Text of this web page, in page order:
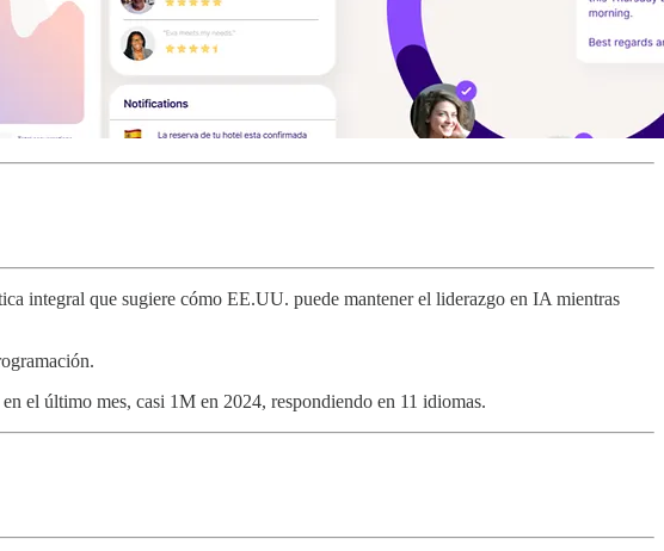
integral que sugiere cómo EE.UU. puede mantener el liderazgo en IA mientras
el último mes, casi 1M en 2024, respondiendo en 11 idiomas.